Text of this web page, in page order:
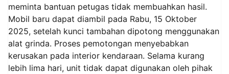
meminta bantuan petugas tidak membuahkan hasil.
Mobil baru dapat diambil pada Rabu, 15 Oktober
2025, setelah kunci tambahan dipotong menggunakan
alat grinda. Proses pemotongan menyebabkan
kerusakan pada interior kendaraan. Selama kurang
lebih lima hari, unit tidak dapat digunakan oleh pihak